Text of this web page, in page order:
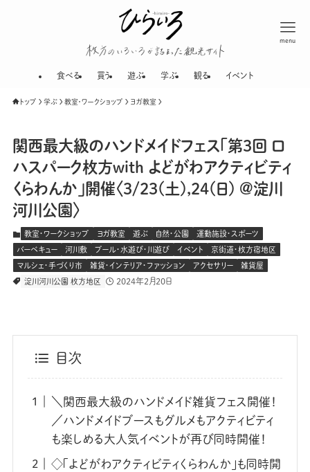
menu
食べる 買う 遊ぶ 学ぶ 観る イベント
トップ 学ぶ 教室・ワークショップ ヨガ教室
関西最大級のハンドメイドフェス「第3回 ロ
ハスパーク枚方with よどがわアクティビティ
くらわんか」開催〈3/23(土),24(日) @淀川
河川公園〉
教室・ワークショップ ヨガ教室 遊ぶ 自然・公園 運動施設・スポーツ
バーベキュー 河川敷 プール・水遊び・川遊び イベント 京街道・枚方宿地区
マルシェ・手づくり市 雑貨・インテリア・ファッション アクセサリー 雑貨屋
淀川河川公園 枚方地区 2024年2月20日
目次
＼関西最大級のハンドメイド雑貨フェス開催！
／ハンドメイドブースもグルメもアクティビティ
も楽しめる大人気イベントが再び同時開催！
◇「よどがわアクティビティくらわんか」も同時開